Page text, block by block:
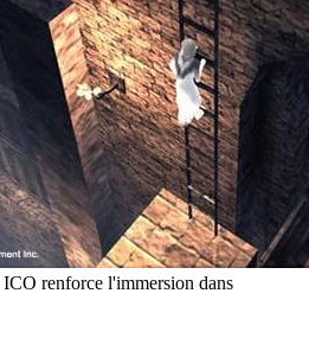
renforce l'immersion dans